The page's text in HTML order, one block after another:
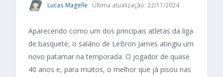
Lucas Magelle Última atualização: 22/11/2024
Aparecendo como um dos principais atletas da liga
de basquete, o salário de LeBron James atingiu um
novo patamar na temporada. O jogador de quase
40 anos e, para muitos, o melhor que já pisou nas